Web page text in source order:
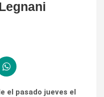
el pasado jueves el